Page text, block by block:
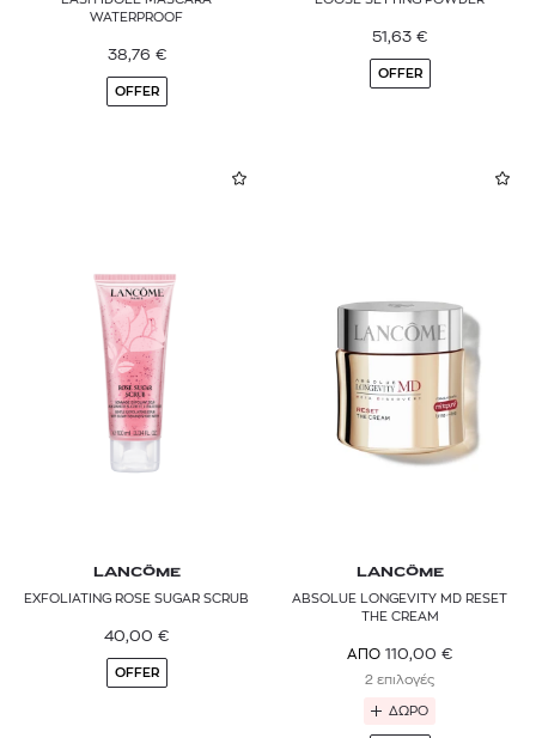
WATERPROOF
38,76 €
OFFER
51,63 €
OFFER
LANCÔME
EXFOLIATING ROSE SUGAR SCRUB
40,00 €
OFFER
LANCÔME
ABSOLUE LONGEVITY MD RESET
THE CREAM
ΑΠΟ 110,00 €
2 επιλογές
ΔΩΡΟ